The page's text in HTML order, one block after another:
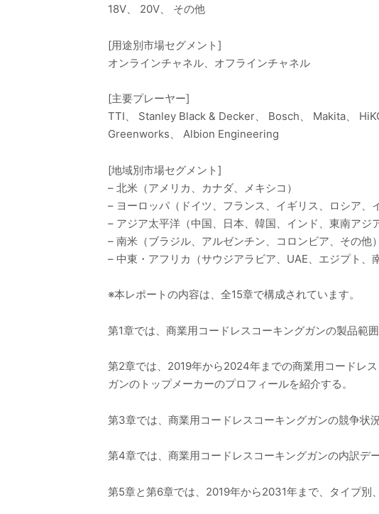
18V、 20V、 その他
[用途別市場セグメント]
オンラインチャネル、オフラインチャネル
[主要プレーヤー]
TTI、 Stanley Black & Decker、 Bosch、 Makita、
Greenworks、 Albion Engineering
[地域別市場セグメント]
– 北米（アメリカ、カナダ、メキシコ）
– ヨーロッパ（ドイツ、フランス、イギリス、ロシア、
– アジア太平洋（中国、日本、韓国、インド、東南アジ
– 南米（ブラジル、アルゼンチン、コロンビア、その他）
– 中東・アフリカ（サウジアラビア、UAE、エジプト、
※本レポートの内容は、全15章で構成されています。
第1章では、商業用コードレスコーキングガンの製品範
第2章では、2019年から2024年までの商業用コードレ
ガンのトップメーカーのプロフィールを紹介する。
第3章では、商業用コードレスコーキングガンの競争状
第4章では、商業用コードレスコーキングガンの内訳デ
第5章と第6章では、2019年から2031年まで、タイプ別